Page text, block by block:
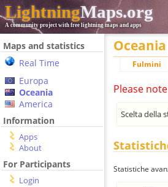
LightningMaps.org
A community project with free lightning maps and apps
Maps and statistics
Real Time
Europa
Oceania
America
Information
Apps
About
For Participants
Login
Oceania
Fulmini
Please
Scelta della
Statistiche